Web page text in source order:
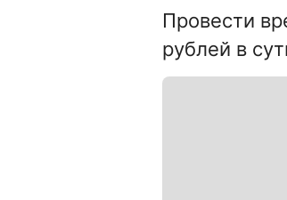
Провести
рублей в